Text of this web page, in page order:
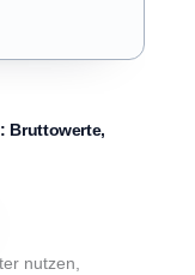
Bruttowerte,
nutzen,